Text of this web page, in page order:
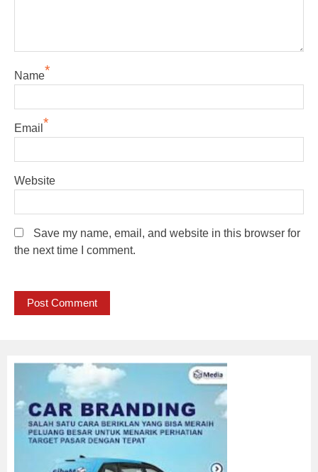
Name*
Email *
Website
Save my name, email, and website in this browser for
the next time I comment.